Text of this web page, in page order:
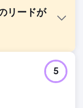
リードが
デジタルプレゼン
いるオーストラリア
5